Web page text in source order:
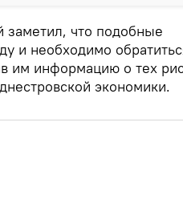
заметил, что подобные
и необходимо
им информацию о тех
экономики.